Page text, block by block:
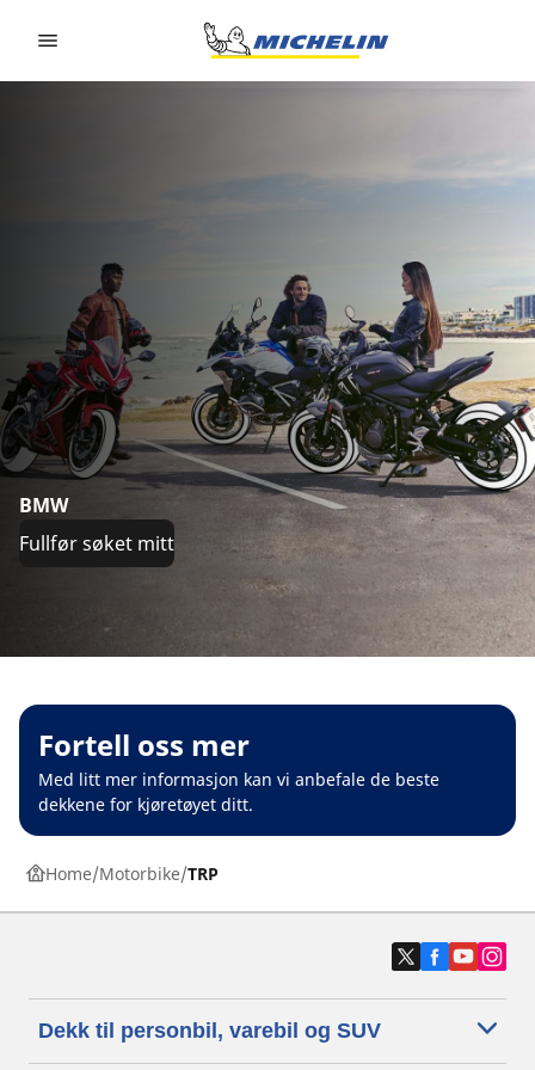
BMW
Fullfør søket mitt
Fortell oss mer
Med litt mer informasjon kan vi anbefale de beste
dekkene for kjøretøyet ditt.
Home Motorbike TRP
Dekk til personbil, varebil og SUV